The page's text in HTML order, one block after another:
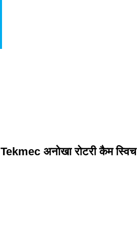
Tekmec अनोखा रोटरी कैम स्विच